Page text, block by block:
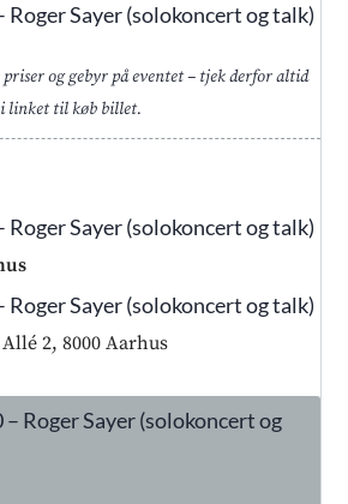
Sayer (solokoncert og talk)
og gebyr på eventet – tjek derfor altid
linket til køb billet.
Sayer (solokoncert og talk)
Sayer (solokoncert og talk)
2, 8000 Aarhus
Roger Sayer (solokoncert og